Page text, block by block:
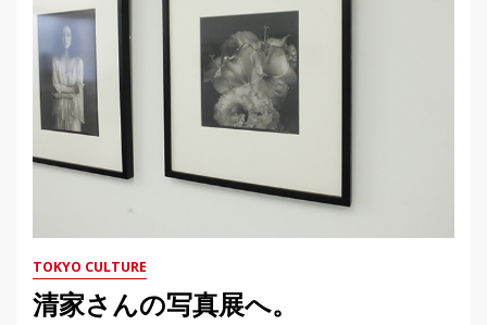
TOKYO CULTURE
清家さんの写真展へ。